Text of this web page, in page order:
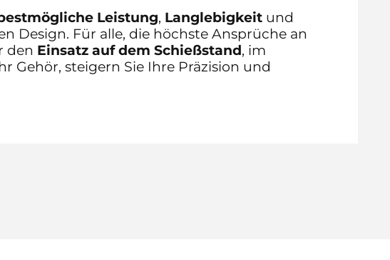
Leistung, Langlebigkeitund
Design. Für alle, die höchste Ansprüche an
den Einsatz auf dem Schießstand, im
Gehör, steigern Sie Ihre Präzision und